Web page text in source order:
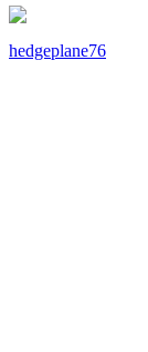
hedgeplane76